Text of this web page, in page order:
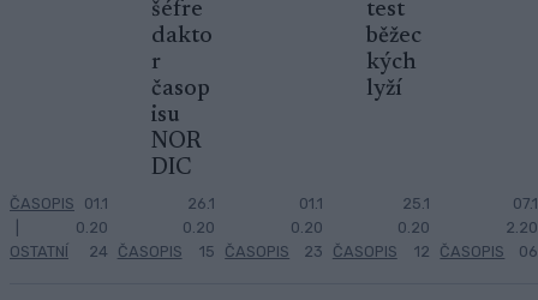
ČASOPIS
OSTATNÍ
01.1
0.20
24
šéfre
dakto
r
časop
isu
NOR
DIC
ČASOPIS
26.1
0.20
15
ČASOPIS
01.1
0.20
23
test
běžec
kých
lyží
ČASOPIS
25.1
0.20
12
ČASOPIS
07.1
2.20
06